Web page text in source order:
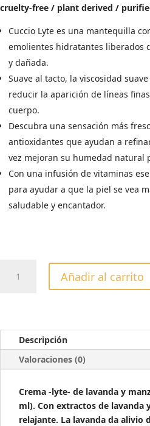
cruelty-free / plant derived /
Cuccio Lyte es una mantequilla
emolientes hidratantes liberados
y dañada.
Suave al tacto, la viscosidad
reducir la aparición de líneas
cuerpo.
Descubra una sensación más
antioxidantes que ayudan a
vez mejoran su humedad natural
Con una infusión de vitaminas
para ayudar a que la piel se vea
saludable y encantador.
ULTRA
LAVANDA
&
MANZANILLA
cantidad
Añadir al carrito
Descripción
Valoraciones (0)
Crema -lyte- de lavanda y
ml). Con extractos de lavanda
relajante. La lavanda da alivio